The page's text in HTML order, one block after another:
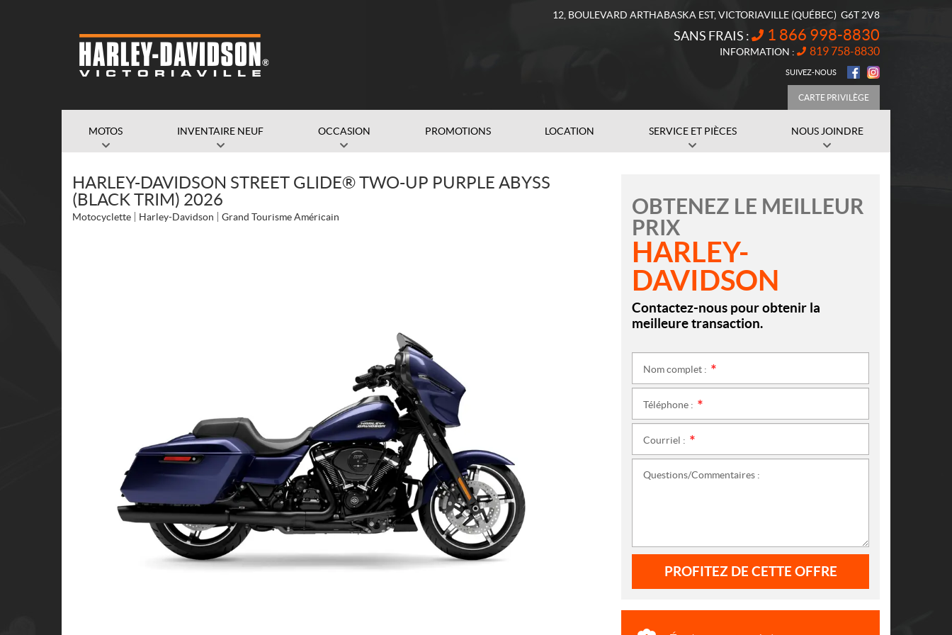
12, BOULEVARD ARTHABASKA EST, VICTORIAVILLE (QUÉBEC) G6T 2V8
SANS FRAIS : 1 866 998-8830
INFORMATION : 819 758-8830
SUIVEZ-NOUS
CARTE PRIVILÈGE
MOTOS INVENTAIRE NEUF OCCASION PROMOTIONS LOCATION SERVICE ET PIÈCES NOUS JOINDRE
HARLEY-DAVIDSON STREET GLIDE® TWO-UP PURPLE ABYSS
(BLACK TRIM) 2026
Motocyclette Harley-Davidson Grand Tourisme Américain
OBTENEZ LE MEILLEUR
PRIX
HARLEY-
DAVIDSON
Contactez-nous pour obtenir la
meilleure transaction.
Nom complet :
Téléphone :
Courriel :
Questions/Commentaires :
PROFITEZ DE CETTE OFFRE